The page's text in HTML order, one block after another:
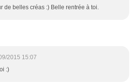
de belles créas :) Belle rentrée à toi.
2015 15:07
:)